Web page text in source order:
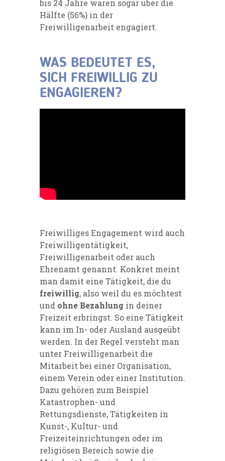
bis 24 Jahre waren sogar über die
Hälfte (56%) in der
Freiwilligenarbeit engagiert.
WAS BEDEUTET ES,
SICH FREIWILLIG ZU
ENGAGIEREN?
Freiwilliges Engagement wird auch
Freiwilligentätigkeit,
Freiwilligenarbeit oder auch
Ehrenamt genannt. Konkret meint
man damit eine Tätigkeit, die du
freiwillig, also weil du es möchtest
und ohne Bezahlung in deiner
Freizeit erbringst. So eine Tätigkeit
kann im In- oder Ausland ausgeübt
werden. In der Regel versteht man
unter Freiwilligenarbeit die
Mitarbeit bei einer Organisation,
einem Verein oder einer Institution.
Dazu gehören zum Beispiel
Katastrophen- und
Rettungsdienste, Tätigkeiten in
Kunst-, Kultur- und
Freizeiteinrichtungen oder im
religiösen Bereich sowie die